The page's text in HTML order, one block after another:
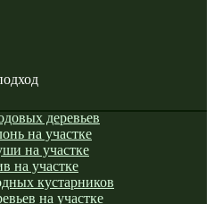
деревьев
на участке
на участке
на участке
кустарников
на участке